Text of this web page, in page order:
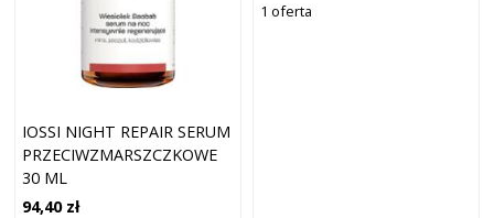
IOSSI NIGHT REPAIR SERUM
PRZECIWZMARSZCZKOWE
30 ML
94,40 zł
1 oferta